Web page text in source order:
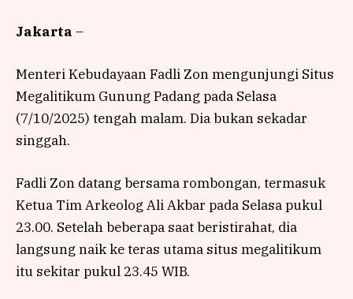
Jakarta –
Menteri Kebudayaan Fadli Zon mengunjungi Situs
Megalitikum Gunung Padang pada Selasa
(7/10/2025) tengah malam. Dia bukan sekadar
singgah.
Fadli Zon datang bersama rombongan, termasuk
Ketua Tim Arkeolog Ali Akbar pada Selasa pukul
23.00. Setelah beberapa saat beristirahat, dia
langsung naik ke teras utama situs megalitikum
itu sekitar pukul 23.45 WIB.